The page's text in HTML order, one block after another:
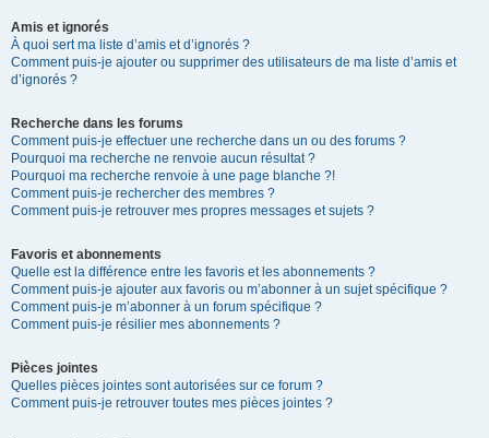
Amis et ignorés
À quoi sert ma liste d’amis et d’ignorés ?
Comment puis-je ajouter ou supprimer des utilisateurs de ma liste d’amis et
d’ignorés ?
Recherche dans les forums
Comment puis-je effectuer une recherche dans un ou des forums ?
Pourquoi ma recherche ne renvoie aucun résultat ?
Pourquoi ma recherche renvoie à une page blanche ?!
Comment puis-je rechercher des membres ?
Comment puis-je retrouver mes propres messages et sujets ?
Favoris et abonnements
Quelle est la différence entre les favoris et les abonnements ?
Comment puis-je ajouter aux favoris ou m’abonner à un sujet spécifique ?
Comment puis-je m’abonner à un forum spécifique ?
Comment puis-je résilier mes abonnements ?
Pièces jointes
Quelles pièces jointes sont autorisées sur ce forum ?
Comment puis-je retrouver toutes mes pièces jointes ?